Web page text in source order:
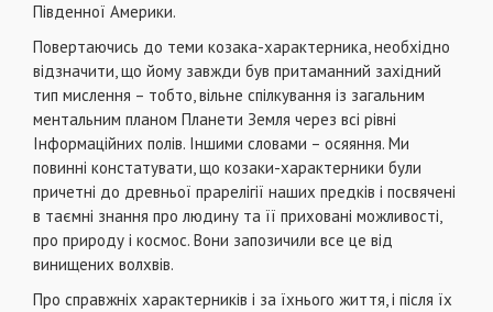
Південної Америки.
Повертаючись до теми козака-характерника, необхідно
відзначити, що йому завжди був притаманний західний
тип мислення – тобто, вільне спілкування із загальним
ментальним планом Планети Земля через всі рівні
Інформаційних полів. Іншими словами – осяяння. Ми
повинні констатувати, що козаки-характерники були
причетні до древньої прарелігії наших предків і посвячені
в таємні знання про людину та її приховані можливості,
про природу і космос. Вони запозичили все це від
винищених волхвів.
Про справжніх характерників і за їхнього життя, і після їх